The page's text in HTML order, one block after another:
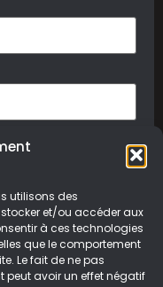
utilisons des
et/ou accéder aux
à ces technologies
que le comportement
Le fait de ne pas
peut avoir un effet négatif
& Politique de